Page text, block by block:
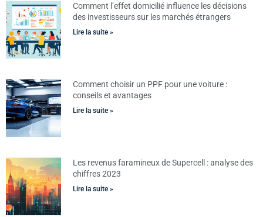
Comment l’effet domicilié influence les décisions
des investisseurs sur les marchés étrangers
Lire la suite »
Comment choisir un PPF pour une voiture :
conseils et avantages
Lire la suite »
Les revenus faramineux de Supercell : analyse des
chiffres 2023
Lire la suite »